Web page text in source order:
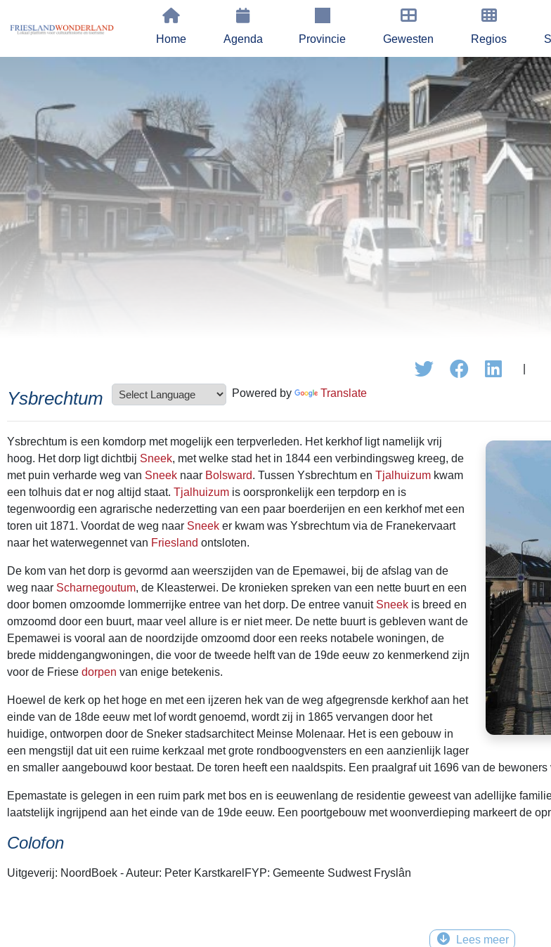
Home Agenda Provincie Gewesten Regios
Ysbrechtum Powered by Translate
Ysbrechtum is een komdorp met mogelijk een terpverleden. Het kerkhof ligt namelijk vrij
hoog. Het dorp ligt dichtbij Sneek, met welke stad het in 1844 een verbindingsweg kreeg, de
met puin verharde weg van Sneek naar Bolsward. Tussen Ysbrechtum en Tjalhuizum kwam
een tolhuis dat er nog altijd staat. Tjalhuizum is oorspronkelijk een terpdorp en is
tegenwoordig een agrarische nederzetting van een paar boerderijen en een kerkhof met een
toren uit 1871. Voordat de weg naar Sneek er kwam was Ysbrechtum via de Franekervaart
naar het waterwegennet van Friesland ontsloten.
De kom van het dorp is gevormd aan weerszijden van de Epemawei, bij de afslag van de
weg naar Scharnegoutum, de Kleasterwei. De kronieken spreken van een nette buurt en een
door bomen omzoomde lommerrijke entree van het dorp. De entree vanuit Sneek is breed en
omzoomd door een buurt, maar veel allure is er niet meer. De nette buurt is gebleven want de
Epemawei is vooral aan de noordzijde omzoomd door een reeks notabele woningen, de
brede middengangwoningen, die voor de tweede helft van de 19de eeuw zo kenmerkend zijn
voor de Friese dorpen van enige betekenis.
Hoewel de kerk op het hoge en met een ijzeren hek van de weg afgegrensde kerkhof aan het
einde van de 18de eeuw met lof wordt genoemd, wordt zij in 1865 vervangen door het
huidige, ontworpen door de Sneker stadsarchitect Meinse Molenaar. Het is een gebouw in
een mengstijl dat uit een ruime kerkzaal met grote rondboogvensters en een aanzienlijk lager
en smaller aangebouwd koor bestaat. De toren heeft een naaldspits. Een praalgraf uit 1696 van de
Epemastate is gelegen in een ruim park met bos en is eeuwenlang de residentie geweest van adellijke
laatstelijk ingrijpend aan het einde van de 19de eeuw. Een poortgebouw met woonverdieping markeert de
Colofon
Uitgeverij: NoordBoek - Auteur: Peter KarstkarelFYP: Gemeente Sudwest Fryslân
Lees meer